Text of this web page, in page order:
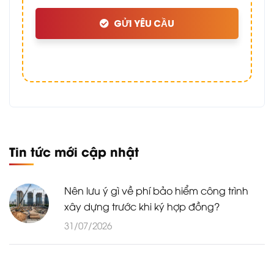
GỬI YÊU CẦU
Tin tức mới cập nhật
Nên lưu ý gì về phí bảo hiểm công trình
xây dựng trước khi ký hợp đồng?
31/07/2026